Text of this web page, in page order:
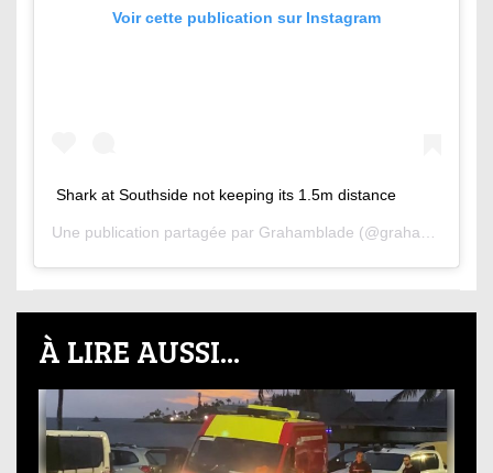
Voir cette publication sur Instagram
Shark at Southside not keeping its 1.5m distance
Une publication partagée par Grahamblade (@grahamblade) le
À LIRE AUSSI...